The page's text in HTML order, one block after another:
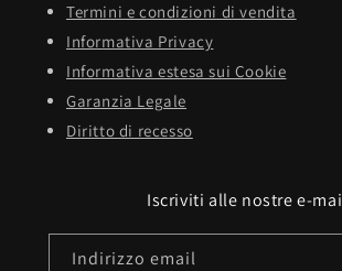
Termini e condizioni di vendita
Informativa Privacy
Informativa estesa sui Cookie
Garanzia Legale
Diritto di recesso
Iscriviti alle nostre e-
Indirizzo email